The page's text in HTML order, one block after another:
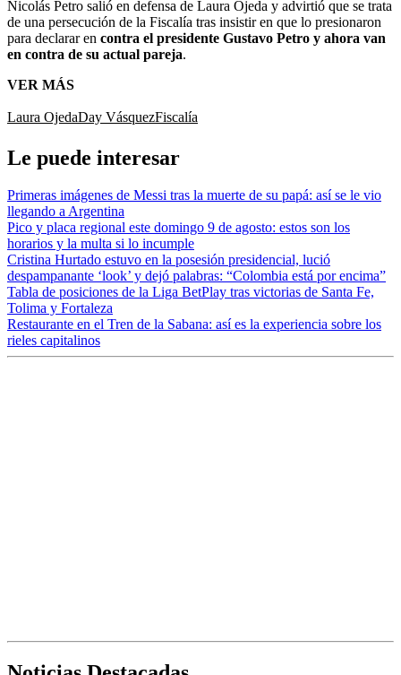
Nicolás Petro salió en defensa de Laura Ojeda y advirtió que se trata
de una persecución de la Fiscalía tras insistir en que lo presionaron
para declarar en contra el presidente Gustavo Petro y ahora van
en contra de su actual pareja.
VER MÁS
Laura OjedaDay VásquezFiscalía
Le puede interesar
Primeras imágenes de Messi tras la muerte de su papá: así se le vio
llegando a Argentina
Pico y placa regional este domingo 9 de agosto: estos son los
horarios y la multa si lo incumple
Cristina Hurtado estuvo en la posesión presidencial, lució
despampanante ‘look’ y dejó palabras: “Colombia está por encima”
Tabla de posiciones de la Liga BetPlay tras victorias de Santa Fe,
Tolima y Fortaleza
Restaurante en el Tren de la Sabana: así es la experiencia sobre los
rieles capitalinos